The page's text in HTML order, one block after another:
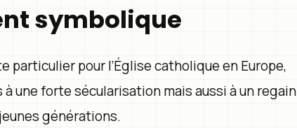
symbolique
pour l’Église catholique en Europe,
une forte sécularisation mais aussi à un regain
générations.